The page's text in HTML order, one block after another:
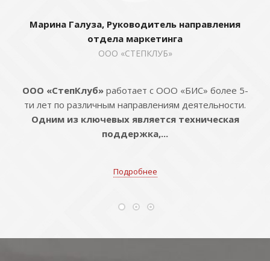
Марина Галуза, Руководитель направления
отдела маркетинга
ООО «СТЕПКЛУБ»
ООО «СтепКлуб»работает с ООО «БИС» более 5-
ти лет по различным направлениям деятельности.
Одним из ключевых является техническая
поддержка,...
Подробнее